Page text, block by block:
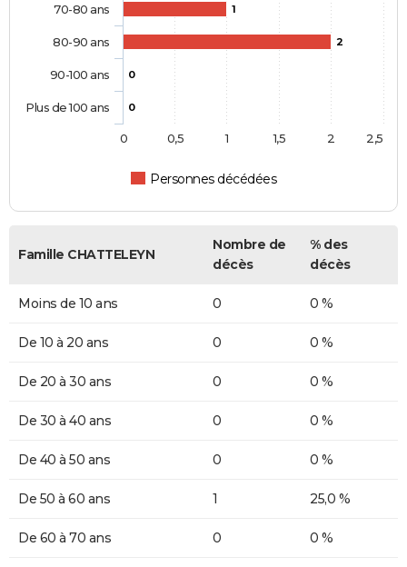
1
2
0
0
Personnes décédées
70-80 ans
80-90 ans
90-100 ans
Plus de 100 ans
0 0,5 1 1,5 2 2,5
Famille CHATTELEYN
Nombre de
décès
% des
décès
Moins de 10 ans 0 0 %
De 10 à 20 ans 0 0 %
De 20 à 30 ans 0 0 %
De 30 à 40 ans 0 0 %
De 40 à 50 ans 0 0 %
De 50 à 60 ans 1 25,0 %
De 60 à 70 ans 0 0 %